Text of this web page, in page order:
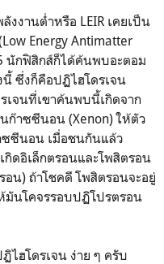
งงานต่ำหรือ LEIR เคยเป็น
Energy Antimatter
นักฟิสิกส์ก็ได้ค้นพบอะตอม
นี้ ซึ่งก็คือปฏิไฮโดรเจน
เจนที่เขาค้นพบนี้เกิดจาก
ก๊าซซีนอน (Xenon) ให้ตัว
ซีนอน เมื่อชนกันแล้ว
ดอิเล็กตรอนและโพสิตรอน
น) ถ้าโชคดี โพสิตรอนจะอยู่
มันโคจรรอบปฏิโปรตรอน
ไฮโดรเจน ง่าย ๆ ครับ